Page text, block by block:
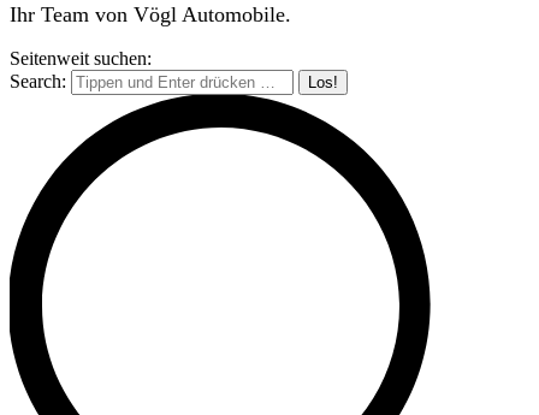
Ihr Team von Vögl Automobile.
Seitenweit suchen:
Search: